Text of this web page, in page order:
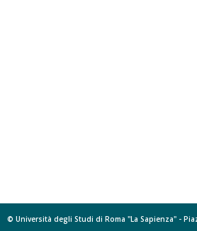
© Università degli Studi di Roma "La Sapienza" -